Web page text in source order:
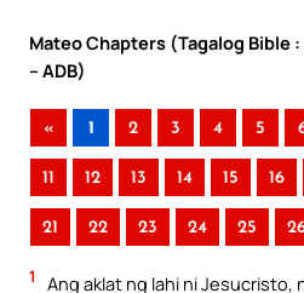
Mateo Chapters (Tagalog Bible
– ADB)
« 1 2 3 4 5
11 12 13 14 15 16
21 22 23 24 25
1
Ang aklat ng lahi ni Jesucristo,